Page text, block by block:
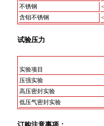
不锈钢
含钼不锈钢
试验压力
实验项目
压强实验
高压密封实验
低压气密封实验